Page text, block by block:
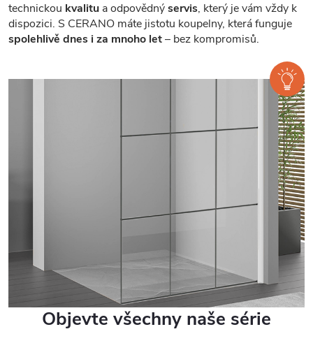
technickou kvalitu a odpovědnýservis, který je vám vždy k
dispozici. S CERANO máte jistotu koupelny, která funguje
spolehlivě dnes i za mnoho let– bez kompromisů.
Objevte všechny naše série